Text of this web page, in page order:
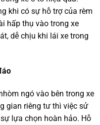
khi có sự hỗ trợ của rèm
hấp thụ vào trong xe
dễ chịu khi lái xe trong
ngó vào bên trong xe
gian riêng tư thì việc sử
lựa chọn hoàn hảo. Hỗ